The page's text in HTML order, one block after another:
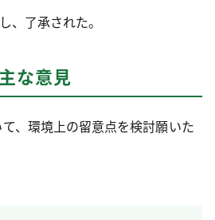
、了承された。
な意見
、環境上の留意点を検討願いた